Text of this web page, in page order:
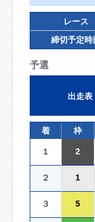
レース
締切予定時
予選
出走表
着 枠
１ 2
２ 1
３ 5